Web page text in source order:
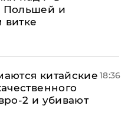
Польшей и
китайские
2 и убивают
18:36